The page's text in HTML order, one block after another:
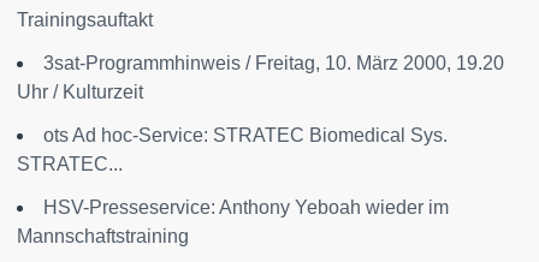
Trainingsauftakt
3sat-Programmhinweis / Freitag, 10. März 2000, 19.20
Uhr / Kulturzeit
ots Ad hoc-Service: STRATEC Biomedical Sys.
STRATEC...
HSV-Presseservice: Anthony Yeboah wieder im
Mannschaftstraining